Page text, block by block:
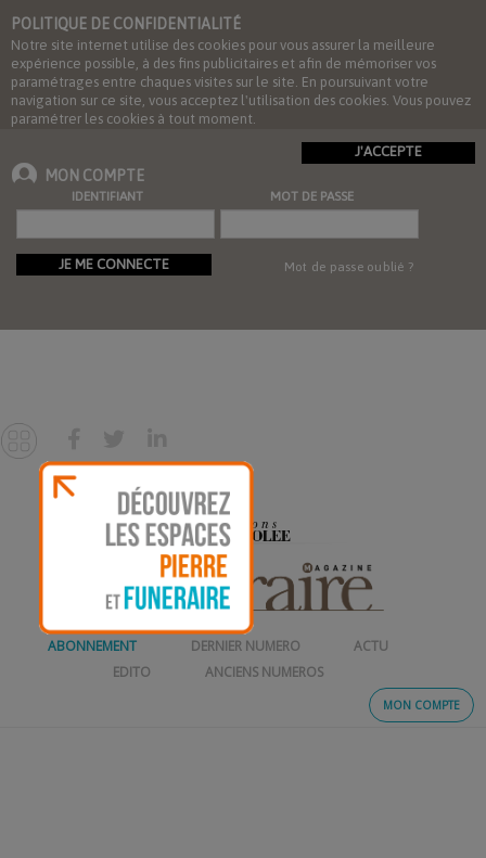
POLITIQUE DE CONFIDENTIALITÉ
Notre site internet utilise des cookies pour vous assurer la meilleure
expérience possible, à des fins publicitaires et afin de mémoriser vos
paramétrages entre chaques visites sur le site. En poursuivant votre
navigation sur ce site, vous acceptez l'utilisation des cookies. Vous pouvez
paramétrer les cookies à tout moment.
J'ACCEPTE
MON COMPTE
IDENTIFIANT MOT DE PASSE
JE ME CONNECTE Mot de passe oublié ?
MON COMPTE
ABONNEMENT DERNIER NUMERO
ACTU
EDITO
ANCIENS NUMEROS